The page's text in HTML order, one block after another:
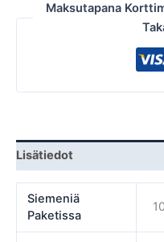
Maksutapana
Lisätiedot
Siemeniä
Paketissa